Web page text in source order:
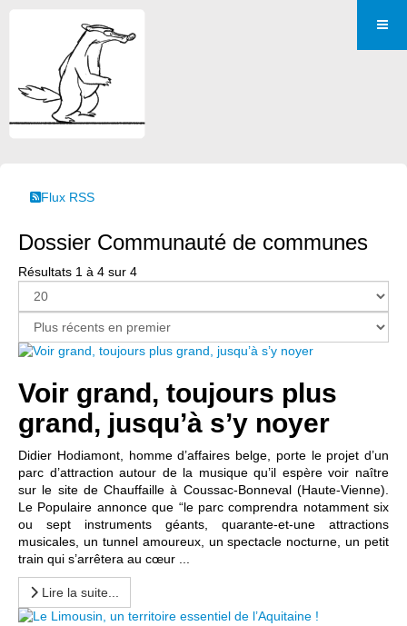
Flux RSS
Dossier Communauté de communes
Résultats 1 à 4 sur 4
Voir grand, toujours plus
grand, jusqu’à s’y noyer
Didier Hodiamont, homme d’affaires belge, porte le projet d’un
parc d’attraction autour de la musique qu’il espère voir naître
sur le site de Chauffaille à Coussac-Bonneval (Haute-Vienne).
Le Populaire annonce que “le parc comprendra notamment six
ou sept instruments géants, quarante-et-une attractions
musicales, un tunnel amoureux, un spectacle nocturne, un petit
train qui s’arrêtera au cœur ...
Lire la suite...